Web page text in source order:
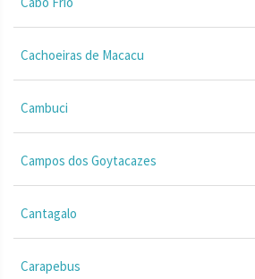
Cachoeiras de Macacu
Cambuci
Campos dos Goytacazes
Cantagalo
Carapebus